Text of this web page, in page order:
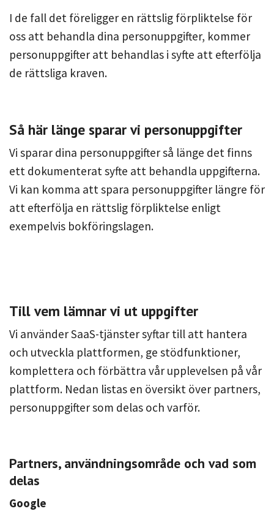
I de fall det föreligger en rättslig förpliktelse för
oss att behandla dina personuppgifter, kommer
personuppgifter att behandlas i syfte att efterfölja
de rättsliga kraven.
Så här länge sparar vi personuppgifter
Vi sparar dina personuppgifter så länge det finns
ett dokumenterat syfte att behandla uppgifterna.
Vi kan komma att spara personuppgifter längre för
att efterfölja en rättslig förpliktelse enligt
exempelvis bokföringslagen.
Till vem lämnar vi ut uppgifter
Vi använder SaaS-tjänster syftar till att hantera
och utveckla plattformen, ge stödfunktioner,
komplettera och förbättra vår upplevelsen på vår
plattform. Nedan listas en översikt över partners,
personuppgifter som delas och varför.
Partners, användningsområde och vad som
delas
Google